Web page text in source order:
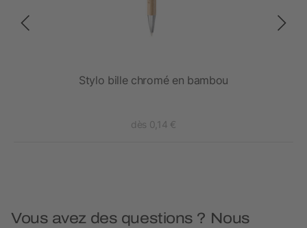
Stylo bille chromé en bambou
dès 0,14 €
Vous avez des questions ? Nous